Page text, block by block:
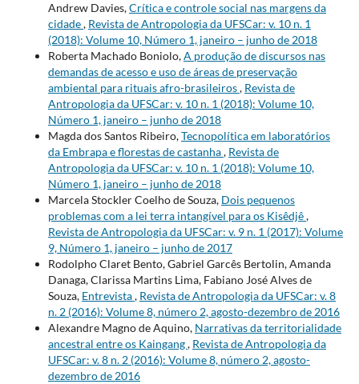
Andrew Davies,Crítica e controle social nas margens da
cidade, Revista de Antropologia da UFSCar: v. 10 n. 1
(2018): Volume 10, Número 1, janeiro – junho de 2018
Roberta Machado Boniolo,A produção de discursos nas
demandas de acesso e uso de áreas de preservação
ambiental para rituais afro-brasileiros, Revista de
Antropologia da UFSCar: v. 10 n. 1 (2018): Volume 10,
Número 1, janeiro – junho de 2018
Magda dos Santos Ribeiro,Tecnopolítica em laboratórios
da Embrapa e florestas de castanha, Revista de
Antropologia da UFSCar: v. 10 n. 1 (2018): Volume 10,
Número 1, janeiro – junho de 2018
Marcela Stockler Coelho de Souza, Dois pequenos
problemas com a lei terra intangível para os Kisêdjê,
Revista de Antropologia da UFSCar: v. 9 n. 1 (2017): Volume
9, Número 1, janeiro – junho de 2017
Rodolpho Claret Bento, Gabriel Garcês Bertolin, Amanda
Danaga, Clarissa Martins Lima, Fabiano José Alves de
Souza, Entrevista, Revista de Antropologia da UFSCar: v. 8
n. 2 (2016): Volume 8, número 2, agosto-dezembro de 2016
Alexandre Magno de Aquino, Narrativas da territorialidade
ancestral entre os Kaingang, Revista de Antropologia da
UFSCar: v. 8 n. 2 (2016): Volume 8, número 2, agosto-
dezembro de 2016